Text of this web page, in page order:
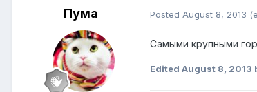
Пума Posted August 8, 2013
Самыми крупными
Edited August 8, 2013